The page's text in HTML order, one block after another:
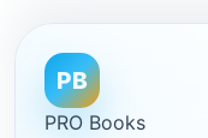
PB
PRO Books